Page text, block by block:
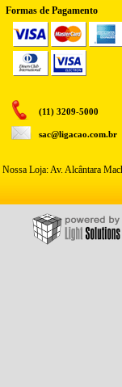
Formas de Pagamento
(11) 3209-5000
sac@ligacao.com.br
Nossa Loja: Av. Alcântara